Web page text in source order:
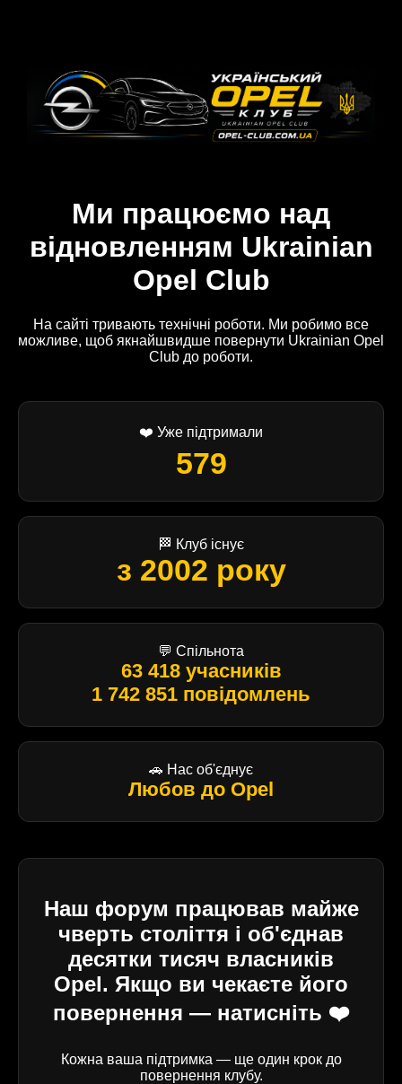
Ми працюємо над
відновленням Ukrainian
Opel Club
На сайті тривають технічні роботи. Ми робимо все
можливе, щоб якнайшвидше повернути Ukrainian Opel
Club до роботи.
❤️ Уже підтримали
579
🏁 Клуб існує
з 2002 року
💬 Спільнота
63 418 учасників
1 742 851 повідомлень
🚗 Нас об'єднує
Любов до Opel
Наш форум працював майже
чверть століття і об'єднав
десятки тисяч власників
Opel. Якщо ви чекаєте його
повернення — натисніть ❤️
Кожна ваша підтримка — ще один крок до
повернення клубу.